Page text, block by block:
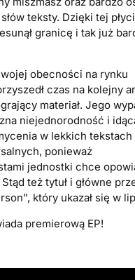
teksty. Dzięki tej
granicę i tak już
obecności na rynku
czas na kolejny
materiał. Jego
niejednorodność i
w lekkich tekstach
ponieważ
jednostki chce
też tytuł i główne
który ukazał się w
premierową EP!